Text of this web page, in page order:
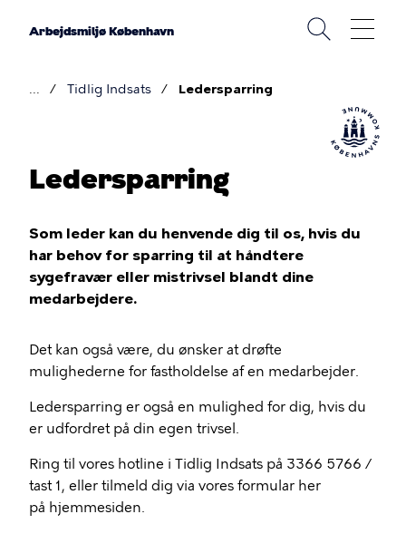
Arbejdsmiljø København
Tidlig Indsats Ledersparring
Ledersparring
Som leder kan du henvende dig til os, hvis du
har behov for sparring til at håndtere
sygefravær eller mistrivsel blandt dine
medarbejdere.
Det kan også være, du ønsker at drøfte
mulighederne for fastholdelse af en medarbejder.
Ledersparring er også en mulighed for dig, hvis du
er udfordret på din egen trivsel.
Ring til vores hotline i Tidlig Indsats på 3366 5766 /
tast 1, eller tilmeld dig via vores formular her
på hjemmesiden.